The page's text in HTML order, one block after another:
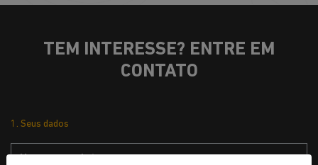
TEM INTERESSE? ENTRE EM
CONTATO
1. Seus dados